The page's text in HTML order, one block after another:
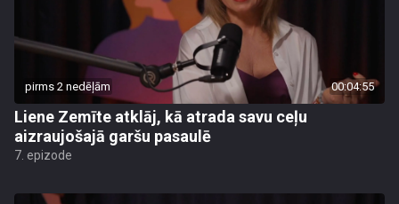
pirms 2 nedēļām 00:04:55
Liene Zemīte atklāj, kā atrada savu ceļu
aizraujošajā garšu pasaulē
7. epizode